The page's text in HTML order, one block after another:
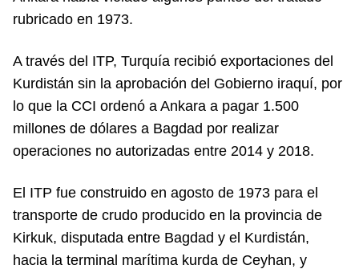
rubricado en 1973.
A través del ITP, Turquía recibió exportaciones del
Kurdistán sin la aprobación del Gobierno iraquí, por
lo que la CCI ordenó a Ankara a pagar 1.500
millones de dólares a Bagdad por realizar
operaciones no autorizadas entre 2014 y 2018.
El ITP fue construido en agosto de 1973 para el
transporte de crudo producido en la provincia de
Kirkuk, disputada entre Bagdad y el Kurdistán,
hacia la terminal marítima kurda de Ceyhan, y